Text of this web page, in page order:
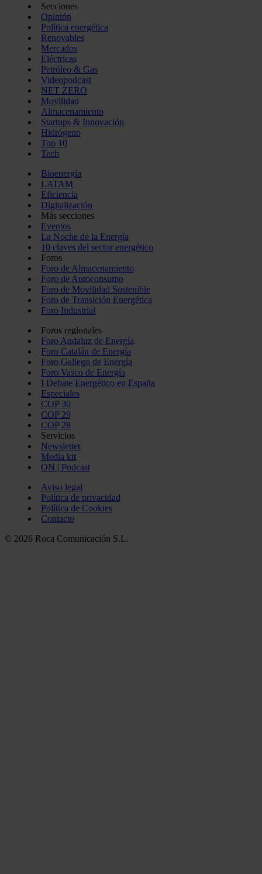
Secciones
Opinión
Política energética
Renovables
Mercados
Eléctricas
Petróleo & Gas
Videopodcast
NET ZERO
Movilidad
Almacenamiento
Startups & Innovación
Hidrógeno
Top 10
Tech
Bioenergía
LATAM
Eficiencia
Digitalización
Más secciones
Eventos
La Noche de la Energía
10 claves del sector energético
Foros
Foro de Almacenamiento
Foro de Autoconsumo
Foro de Movilidad Sostenible
Foro de Transición Energética
Foro Industrial
Foros regionales
Foro Andaluz de Energía
Foro Catalán de Energía
Foro Gallego de Energía
Foro Vasco de Energía
I Debate Energético en España
Especiales
COP 30
COP 29
COP 28
Servicios
Newsletter
Media kit
ON | Podcast
Aviso legal
Política de privacidad
Política de Cookies
Contacto
© 2026 Roca Comunicación S.L.